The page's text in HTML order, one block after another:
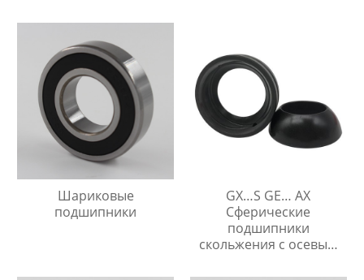
Шариковые
подшипники
GX…S GE… AX
Сферические
подшипники
скольжения с осевым